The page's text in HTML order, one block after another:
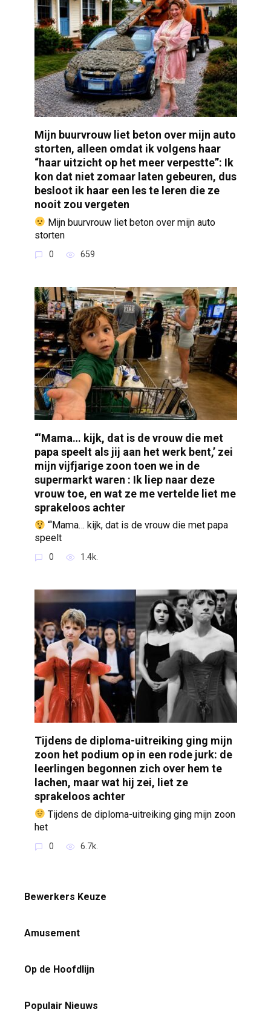
Mijn buurvrouw liet beton over mijn auto
storten, alleen omdat ik volgens haar
“haar uitzicht op het meer verpestte”: Ik
kon dat niet zomaar laten gebeuren, dus
besloot ik haar een les te leren die ze
nooit zou vergeten
Mijn buurvrouw liet beton over mijn auto
storten
0 659
“‘Mama… kijk, dat is de vrouw die met
papa speelt als jij aan het werk bent,’ zei
mijn vijfjarige zoon toen we in de
supermarkt waren : Ik liep naar deze
vrouw toe, en wat ze me vertelde liet me
sprakeloos achter
“‘Mama… kijk, dat is de vrouw die met papa
speelt
0 1.4k.
Tijdens de diploma-uitreiking ging mijn
zoon het podium op in een rode jurk: de
leerlingen begonnen zich over hem te
lachen, maar wat hij zei, liet ze
sprakeloos achter
Tijdens de diploma-uitreiking ging mijn zoon
het
0 6.7k.
Bewerkers Keuze
Amusement
Op de Hoofdlijn
Populair Nieuws